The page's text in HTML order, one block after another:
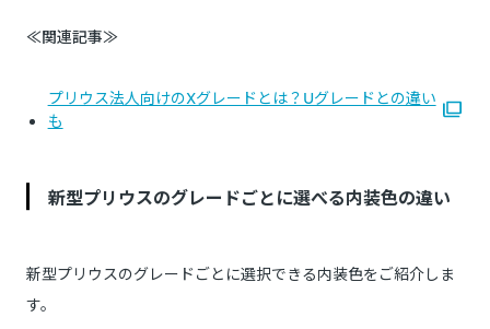
≪関連記事≫
プリウス法人向けのXグレードとは？Uグレードとの違い
も
新型プリウスのグレードごとに選べる内装色の違い
新型プリウスのグレードごとに選択できる内装色をご紹介しま
す。